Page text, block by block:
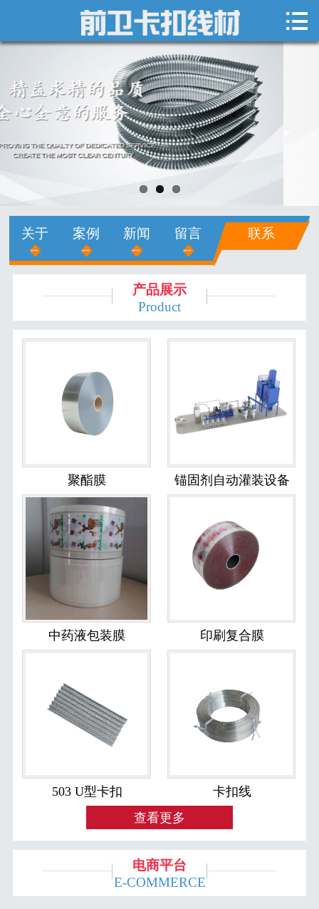
 网站首页
关于我们
新闻中心
产品展示
销售网络
在线留言
联系我们

关于 案例 新闻 留言 联系
产品展示
Product
聚酯膜 锚固剂自动灌装设备
中药液包装膜 印刷复合膜
503 U型卡扣
卡扣线
查看更多
电商平台
E-COMMERCE